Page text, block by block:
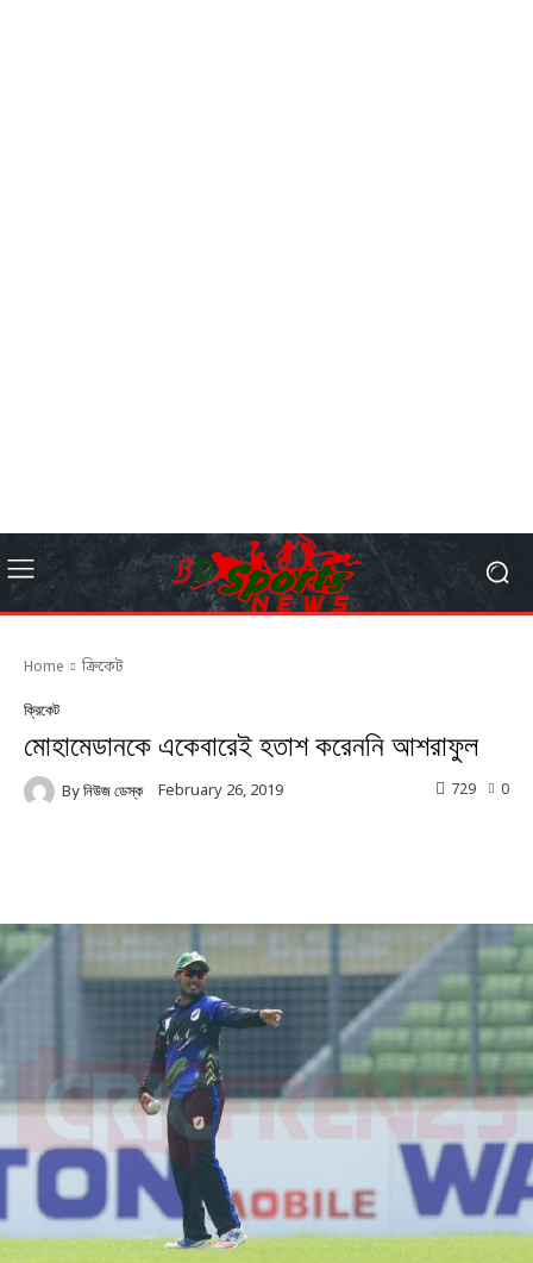
Home ক্রিকেট
ক্রিকেট
মোহামেডানকে একেবারেই হতাশ করেননি আশরাফুল
By নিউজ ডেস্ক February 26, 2019 0
729